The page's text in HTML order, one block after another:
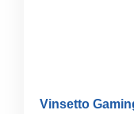
Vinsetto